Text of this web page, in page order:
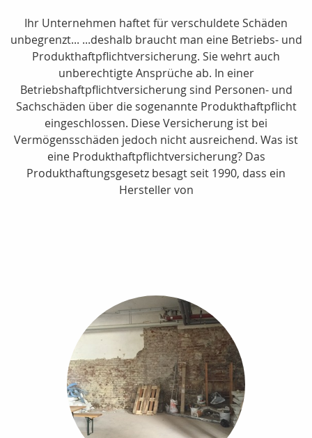
Ihr Unternehmen haftet für verschuldete Schäden
unbegrenzt... ...deshalb braucht man eine Betriebs- und
Produkthaftpflichtversicherung. Sie wehrt auch
unberechtigte Ansprüche ab. In einer
Betriebshaftpflichtversicherung sind Personen- und
Sachschäden über die sogenannte Produkthaftpflicht
eingeschlossen. Diese Versicherung ist bei
Vermögensschäden jedoch nicht ausreichend. Was ist
eine Produkthaftpflichtversicherung? Das
Produkthaftungsgesetz besagt seit 1990, dass ein
Hersteller von